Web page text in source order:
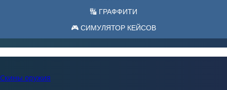
🔣 ГРАФФИТИ
🎮 СИМУЛЯТОР КЕЙСОВ
Скины оружия